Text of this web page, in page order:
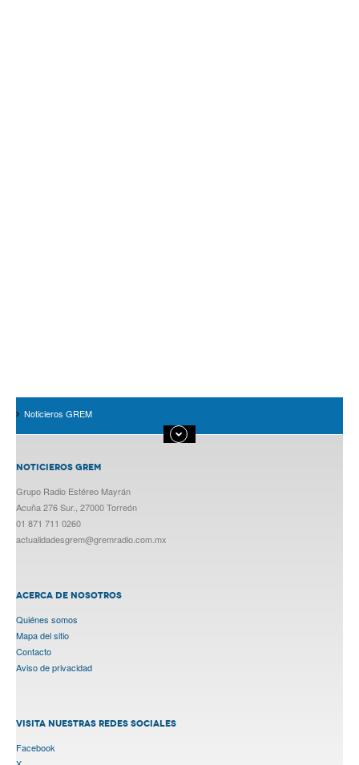
Noticieros GREM
NOTICIEROS GREM
Grupo Radio Estéreo Mayrán
Acuña 276 Sur., 27000 Torreón
01 871 711 0260
actualidadesgrem@gremradio.com.mx
ACERCA DE NOSOTROS
Quiénes somos
Mapa del sitio
Contacto
Aviso de privacidad
VISITA NUESTRAS REDES SOCIALES
Facebook